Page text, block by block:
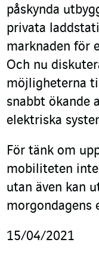
påskynda
privata
marknaden för
Och nu
möjligheterna
snabbt ökande
elektriska
För tänk om
mobiliteten
utan även kan
morgondagens
15/04/2021